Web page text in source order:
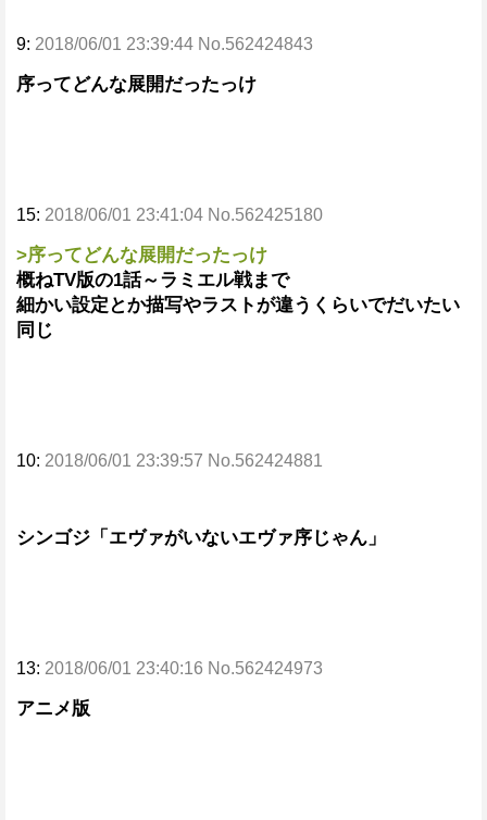
9: 2018/06/01 23:39:44 No.562424843
序ってどんな展開だったっけ
15: 2018/06/01 23:41:04 No.562425180
>序ってどんな展開だったっけ
概ねTV版の1話～ラミエル戦まで
細かい設定とか描写やラストが違うくらいでだいたい
同じ
10: 2018/06/01 23:39:57 No.562424881
シンゴジ「エヴァがいないエヴァ序じゃん」
13: 2018/06/01 23:40:16 No.562424973
アニメ版